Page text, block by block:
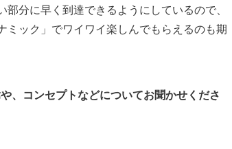
分に早く到達できるようにしているので、
ック」でワイワイ楽しんでもらえるのも期
、コンセプトなどについてお聞かせくださ